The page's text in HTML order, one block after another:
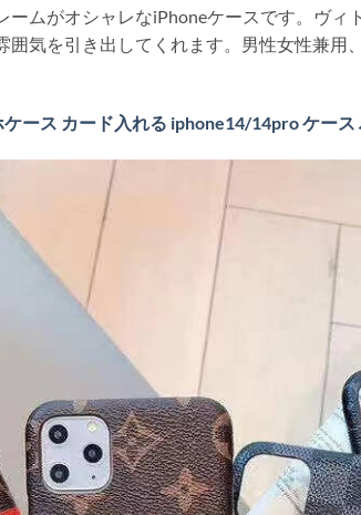
ームがオシャレなiPhoneケースです。ヴィ
囲気を引き出してくれます。男性女性兼用
ース カード入れる iphone14/14pro ケース